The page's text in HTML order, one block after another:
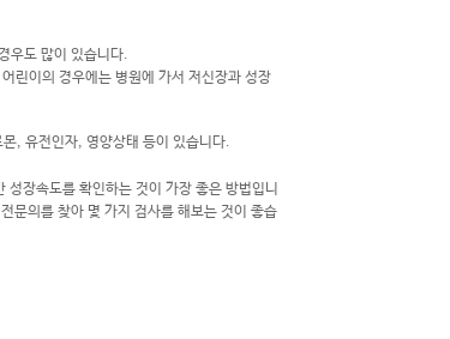
우도 많이 있습니다.
린이의 경우에는 병원에 가서 저신장과 성장
몬, 유전인자, 영양상태 등이 있습니다.
장속도를 확인하는 것이 가장 좋은 방법입니
문의를 찾아 몇 가지 검사를 해보는 것이 좋습